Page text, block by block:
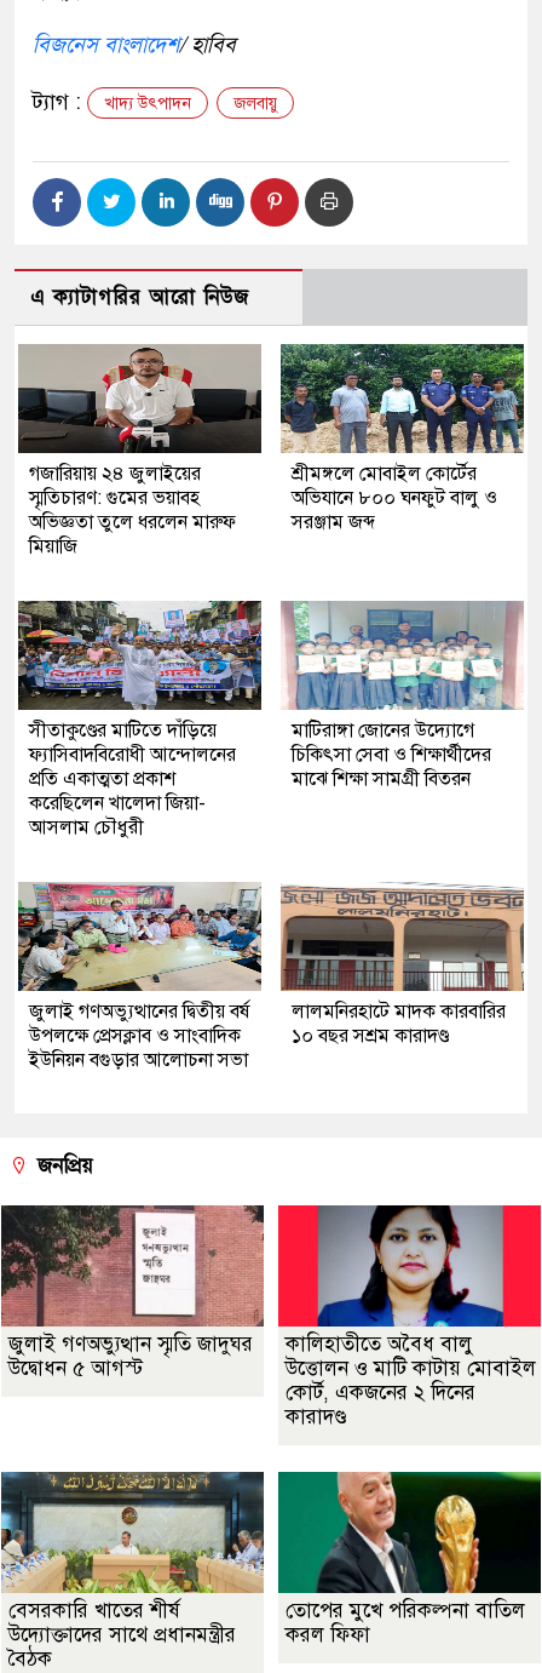
বিজনেস বাংলাদেশ/ হাবিব
ট্যাগ : খাদ্য উৎপাদন জলবায়ু
এ ক্যাটাগরির আরো নিউজ
গজারিয়ায় ২৪ জুলাইয়ের
স্মৃতিচারণ: গুমের ভয়াবহ
অভিজ্ঞতা তুলে ধরলেন মারুফ
মিয়াজি
শ্রীমঙ্গলে মোবাইল কোর্টের
অভিযানে ৮০০ ঘনফুট বালু ও
সরঞ্জাম জব্দ
সীতাকুণ্ডের মাটিতে দাঁড়িয়ে
ফ্যাসিবাদবিরোধী আন্দোলনের
প্রতি একাত্মতা প্রকাশ
করেছিলেন খালেদা জিয়া-
আসলাম চৌধুরী
মাটিরাঙ্গা জোনের উদ্যোগে
চিকিৎসা সেবা ও শিক্ষার্থীদের
মাঝে শিক্ষা সামগ্রী বিতরন
জুলাই গণঅভ্যুত্থানের দ্বিতীয় বর্ষ
উপলক্ষে প্রেসক্লাব ও সাংবাদিক
ইউনিয়ন বগুড়ার আলোচনা সভা
লালমনিরহাটে মাদক কারবারির
১০ বছর সশ্রম কারাদণ্ড
জনপ্রিয়
জুলাই গণঅভ্যুত্থান স্মৃতি জাদুঘর
উদ্বোধন ৫ আগস্ট
কালিহাতীতে অবৈধ বালু
উত্তোলন ও মাটি কাটায় মোবাইল
কোর্ট, একজনের ২ দিনের
কারাদণ্ড
বেসরকারি খাতের শীর্ষ
উদ্যোক্তাদের সাথে প্রধানমন্ত্রীর
বৈঠক
তোপের মুখে পরিকল্পনা বাতিল
করল ফিফা